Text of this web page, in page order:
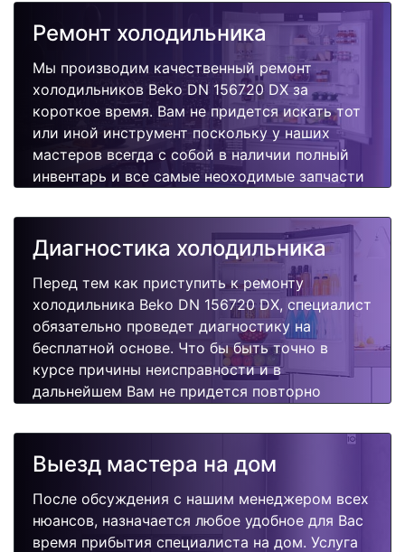
Ремонт холодильника
Мы производим качественный ремонт
холодильников Beko DN 156720 DX за
короткое время. Вам не придется искать тот
или иной инструмент поскольку у наших
мастеров всегда с собой в наличии полный
инвентарь и все самые неоходимые запчасти
быстро, качественно и недорого.
Диагностика холодильника
Перед тем как приступить к ремонту
холодильника Beko DN 156720 DX, специалист
обязательно проведет диагностику на
бесплатной основе. Что бы быть точно в
курсе причины неисправности и в
дальнейшем Вам не придется повторно
поломок.
Выезд мастера на дом
После обсуждения с нашим менеджером всех
нюансов, назначается любое удобное для Вас
время прибытия специалиста на дом. Услуга